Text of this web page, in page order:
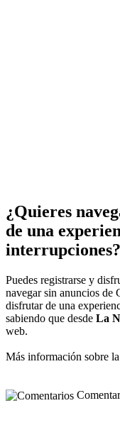
¿Quieres
de una
interrupciones?
Puedes registrarse y
navegar sin anuncios de
disfrutar de una
sabiendo que desde La
web.
Más información sobre la